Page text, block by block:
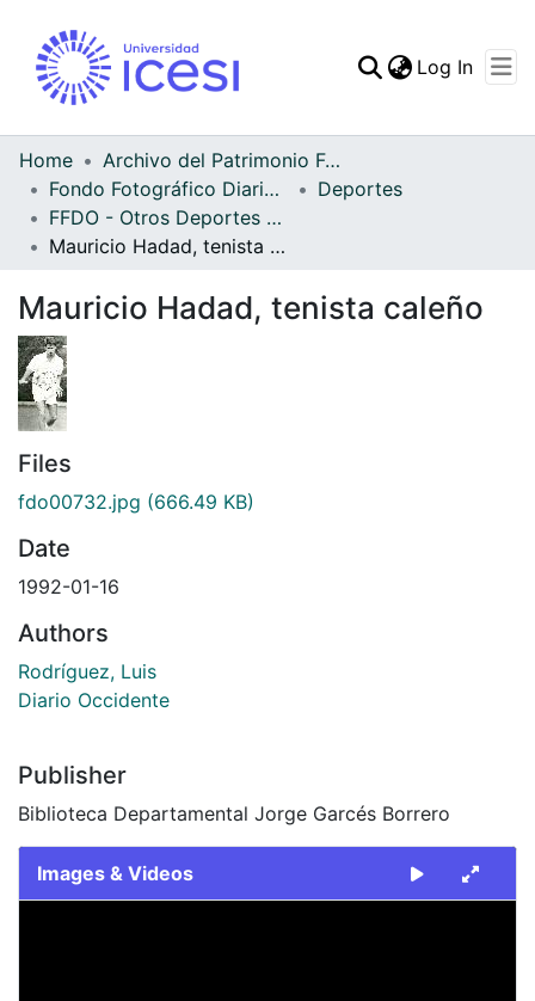
Statistics
Log In
Home
Archivo del Patrimonio Fotográfico y Fílmico del Valle del Cauca
Fondo Fotográfico Diario Occidente
Deportes
FFDO - Otros Deportes - Patrimonial
Mauricio Hadad, tenista caleño
Mauricio Hadad, tenista caleño
Files
fdo00732.jpg (666.49 KB)
Date
1992-01-16
Authors
Rodríguez, Luis
Diario Occidente
Publisher
Biblioteca Departamental Jorge Garcés Borrero
Images & Videos